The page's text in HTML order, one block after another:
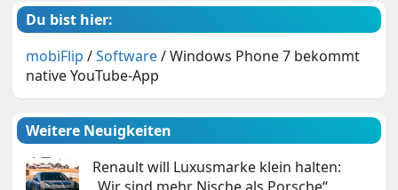
Du bist hier:
mobiFlip /Software/Windows Phone 7 bekommt
native YouTube-App
Weitere Neuigkeiten
Renault will Luxusmarke klein halten: